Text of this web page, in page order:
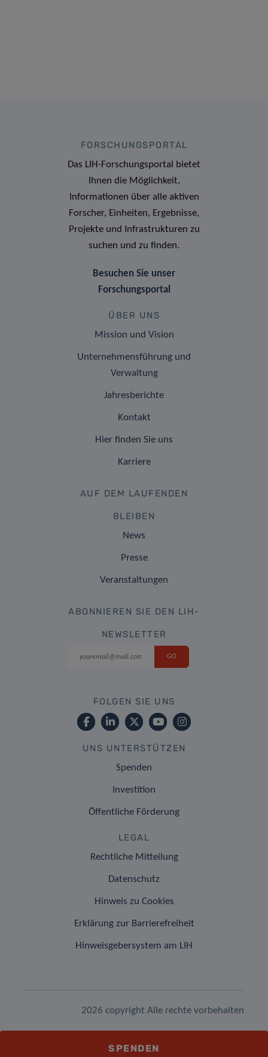
FORSCHUNGSPORTAL
Das LIH-Forschungsportal bietet
Ihnen die Möglichkeit,
Informationen über alle aktiven
Forscher, Einheiten, Ergebnisse,
Projekte und Infrastrukturen zu
suchen und zu finden.
Besuchen Sie unser
Forschungsportal
ÜBER UNS
Mission und Vision
Unternehmensführung und
Verwaltung
Jahresberichte
Kontakt
Hier finden Sie uns
Karriere
AUF DEM LAUFENDEN
BLEIBEN
News
Presse
Veranstaltungen
ABONNIEREN SIE DEN LIH-
NEWSLETTER
FOLGEN SIE UNS
UNS UNTERSTÜTZEN
Spenden
Investition
Öffentliche Förderung
LEGAL
Rechtliche Mitteilung
Datenschutz
Hinweis zu Cookies
Erklärung zur Barrierefreiheit
Hinweisgebersystem am LIH
2026 copyright Alle rechte vorbehalten
SPENDEN